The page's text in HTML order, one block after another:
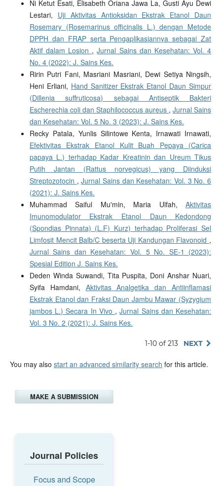
Ni Ketut Esati, Elisabeth Oriana Jawa La, Gusti Ayu Dewi
Lestari, Uji Aktivitas Antioksidan Ekstrak Etanol Daun
Rosemary (Rosemarinus officinalis L.) dengan Metode
DPPH dan FRAP serta Pengaplikasiannya sebagai Zat
Aktif dalam Losion ,Jurnal Sains dan Kesehatan: Vol. 4
No. 4 (2022): J. Sains Kes.
Ririn Putri Fani, Masriani Masriani, Dewi Setiya Ningsih,
Heni Erliani, Hand Sanitizer Ekstrak Etanol Daun Simpur
(Dillenia suffruticosa) sebagai Antiseptik Bakteri
Escherechia coli dan Staphilococcus aureus ,Jurnal Sains
dan Kesehatan: Vol. 5 No. 3 (2023): J. Sains Kes.
Recky Patala, Yunlis Silintowe Kenta, Irnawati Irnawati,
Efektivitas Ekstrak Etanol Kulit Buah Pepaya (Carica
papaya L.) terhadap Kadar Kreatinin dan Ureum Tikus
Putih Jantan (Rattus norvegicus) yang Diinduksi
Streptozotocin ,Jurnal Sains dan Kesehatan: Vol. 3 No. 6
(2021): J. Sains Kes.
Muhammad Saiful Mu'min, Maria Ulfah,Aktivitas
Imunomodulator Ekstrak Etanol Daun Kedondong
(Spondias Pinnata) (L.F) Kurz) terhadap Proliferasi Sel
Limfosit Mencit Balb/C beserta Uji Kandungan Flavonoid ,
Jurnal Sains dan Kesehatan: Vol. 5 No. SE-1 (2023):
Spesial Edition J. Sains Kes.
Deden Winda Suwandi, Tita Puspita, Doni Anshar Nuari,
Syifa Hamdani, Aktivitas Analgetika dan Antiinflamasi
Ekstrak Etanol dan Fraksi Daun Jambu Mawar (Syzygium
jambos L.) Secara In Vivo ,Jurnal Sains dan Kesehatan:
Vol. 3 No. 2 (2021): J. Sains Kes.
1-10 of 213 NEXT
You may also start an advanced similarity search for this article.
MAKE A SUBMISSION
Journal Policies
Focus and Scope